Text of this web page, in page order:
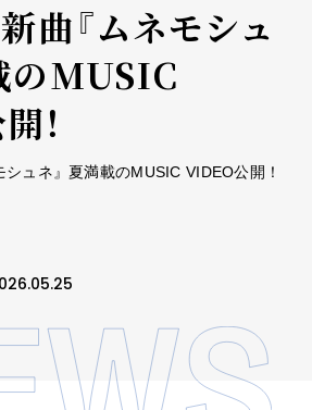
曲『ムネモシュ
のMUSIC
！
ュネ』夏満載のMUSIC VIDEO公開！